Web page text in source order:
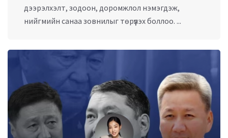
дээрэлхэлт, зодоон, доромжлол нэмэгдэж,
нийгмийн санаа зовнилыг төрүүлэх боллоо. ...